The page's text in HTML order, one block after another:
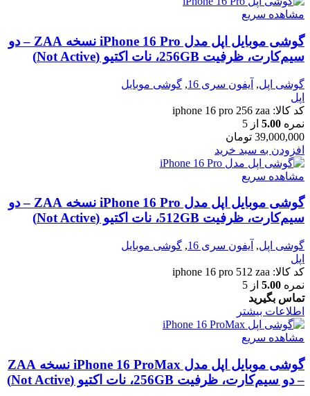
مشاهده سریع
گوشی موبایل اپل مدل iPhone 16 Pro نسخه ZAA – دو
سیم‌کارت، ظرفیت 256GB، نات اکتیو (Not Active)
گوشی اپل, آیفون سری 16 , گوشی موبایل
اپل
کد کالا: iphone 16 pro 256 zaa
نمره 5.00 از 5
39,000,000 تومان
افزودن به سبد خرید
مشاهده سریع
گوشی موبایل اپل مدل iPhone 16 Pro نسخه ZAA – دو
سیم‌کارت، ظرفیت 512GB، نات اکتیو (Not Active)
گوشی اپل, آیفون سری 16 , گوشی موبایل
اپل
کد کالا: iphone 16 pro 512 zaa
نمره 5.00 از 5
تماس بگیرید
اطلاعات بیشتر
مشاهده سریع
گوشی موبایل اپل مدل iPhone 16 ProMax نسخه ZAA
– دو سیم‌کارت، ظرفیت 256GB، نات اکتیو (Not Active)